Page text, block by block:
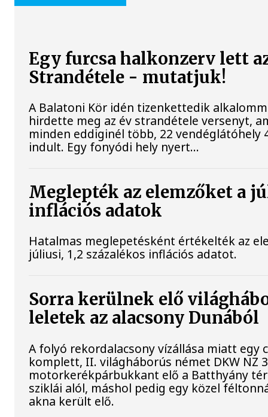
Egy furcsa halkonzerv lett
Strandétele - mutatjuk!
A Balatoni Kör idén tizenkettedik
hirdette meg az év strandétele versenyt,
minden eddiginél több, 22 vendéglátóhely
indult. Egy fonyódi hely nyert...
Meglepték az elemzőket a
inflációs adatok
Hatalmas meglepetésként értékelték az
júliusi, 1,2 százalékos inflációs adatot.
Sorra kerülnek elő
leletek az alacsony Dunából
A folyó rekordalacsony vízállása miatt egy
komplett, II. világháborús német DKW NZ
motorkerékpárbukkant elő a Batthyány
sziklái alól, máshol pedig egy közel
akna került elő.